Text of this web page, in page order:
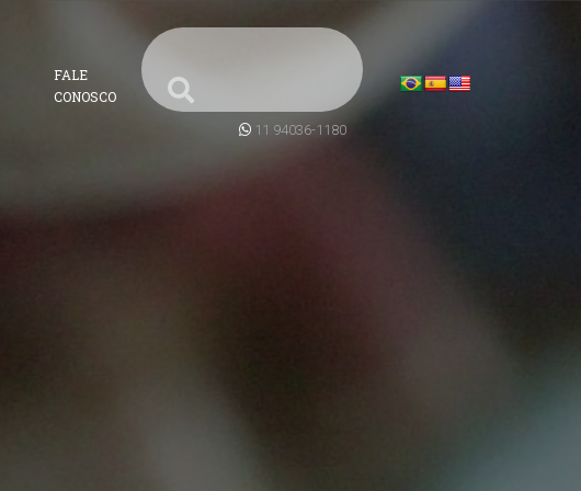
FALE
CONOSCO
11 94036-1180